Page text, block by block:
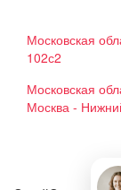
Московская
102с2
Московская
Москва -